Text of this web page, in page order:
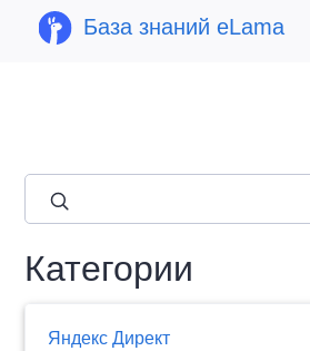
База знаний eLama
Категории
Яндекс Директ